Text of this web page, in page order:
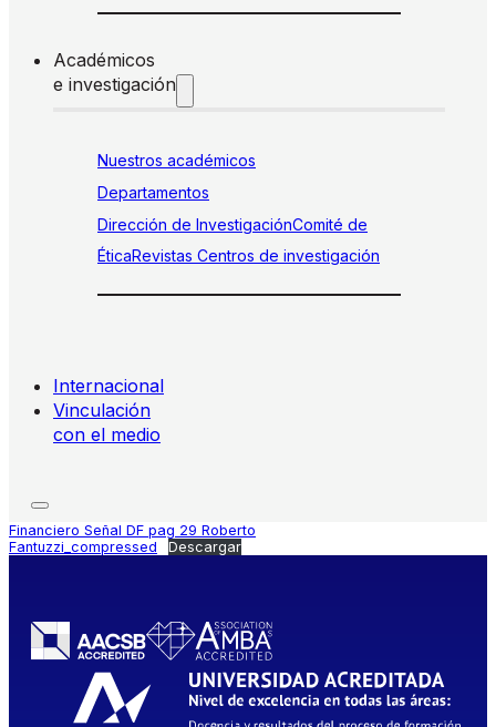
Académicos
e investigación
Nuestros académicos
Departamentos
Dirección de InvestigaciónComité de
ÉticaRevistas Centros de investigación
Internacional
Vinculación
con el medio
Financiero Señal DF pag 29 Roberto
Fantuzzi_compressed
Descargar